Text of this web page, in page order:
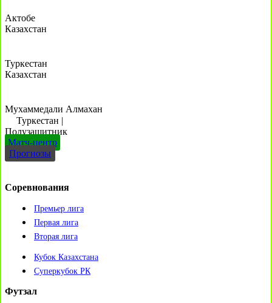
Актобе
Казахстан
Туркестан
Казахстан
Мухаммедали Алмахан
Туркестан |
Полузащитник
Матч-центр
Прогнозы
Соревнования
Премьер лига
Первая лига
Вторая лига
Кубок Казахстана
Суперкубок РК
Футзал